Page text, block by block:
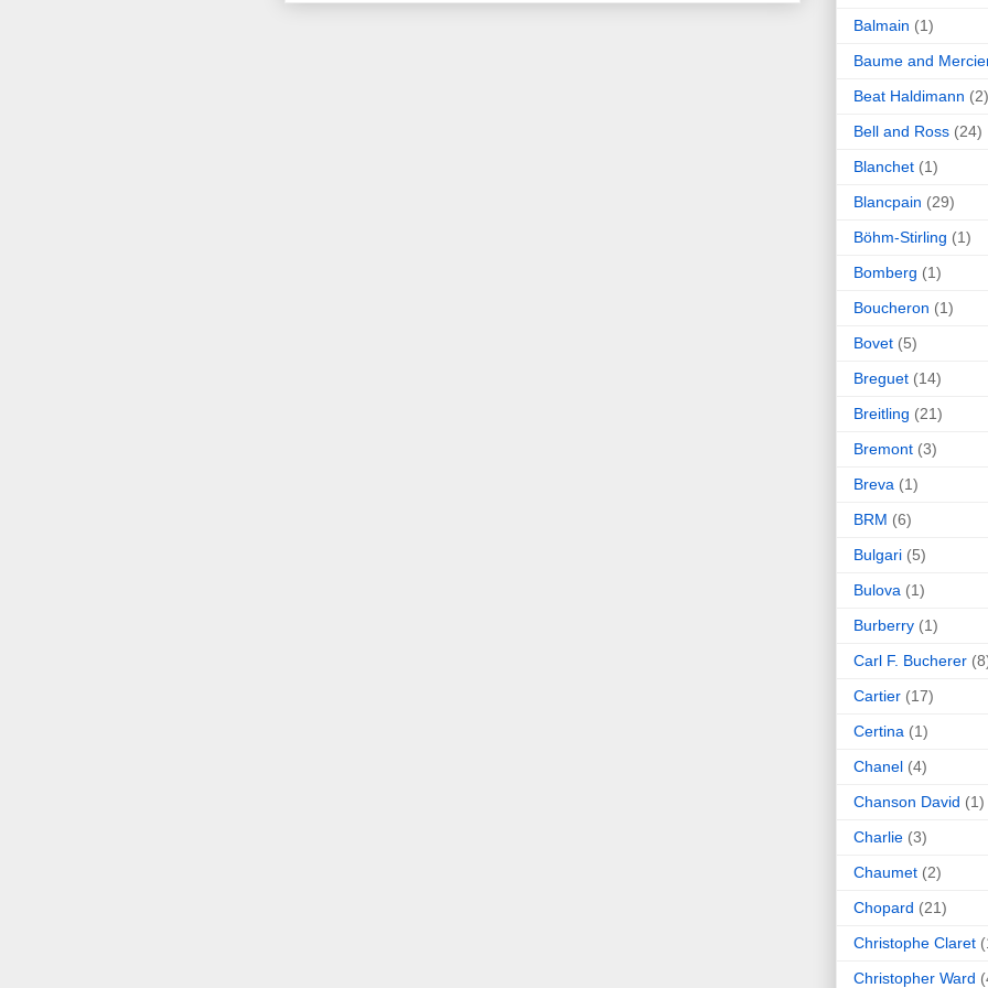
Balmain (1)
Baume and
Beat Haldimann (2)
Bell and Ross (24)
Blanchet (1)
Blancpain (29)
Böhm-Stirling (1)
Bomberg (1)
Boucheron (1)
Bovet (5)
Breguet (14)
Breitling (21)
Bremont (3)
Breva (1)
BRM (6)
Bulgari (5)
Bulova (1)
Burberry (1)
Carl F. Bucherer
Cartier (17)
Certina (1)
Chanel (4)
Chanson David (1)
Charlie (3)
Chaumet (2)
Chopard (21)
Christophe Claret
Christopher Ward